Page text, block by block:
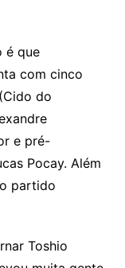
é que
com cinco
do
e pré-
Pocay. Além
partido
Toshio